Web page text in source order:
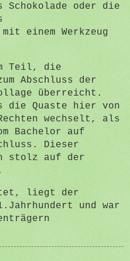
Schokolade oder die
einem Werkzeug
Teil, die
Abschluss der
überreicht.
die Quaste hier von
wechselt, als
Bachelor auf
Dieser
stolz auf der
liegt der
und war